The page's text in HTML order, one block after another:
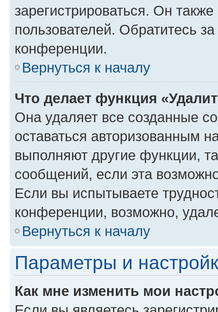
зарегистрироваться. Он
пользователей. Обратитесь
конференции.
Вернуться к началу
Что делает функция
Она удаляет все созданные
оставаться авторизованным
выполняют другие функции,
сообщений, если эта
Если вы испытываете
конференции, возможно,
Вернуться к началу
Параметры и
Как мне изменить мои